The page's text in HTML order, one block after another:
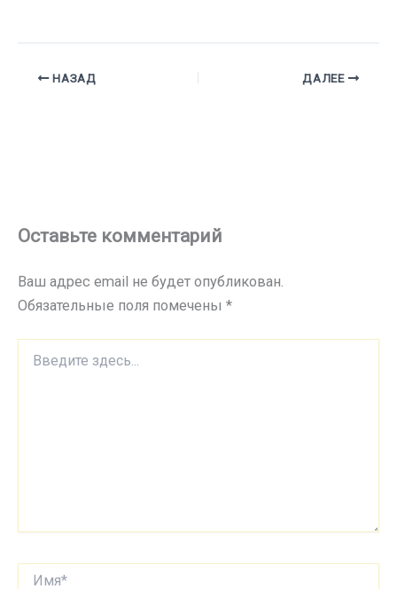
НАЗАД ДАЛЕЕ
Оставьте комментарий
Ваш адрес email не будет опубликован.
Обязательные поля помечены *
здесь...